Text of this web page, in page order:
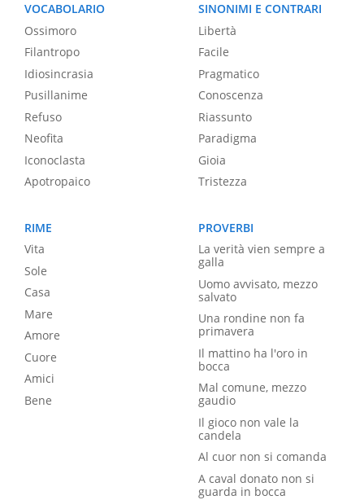
VOCABOLARIO
Ossimoro
Filantropo
Idiosincrasia
Pusillanime
Refuso
Neofita
Iconoclasta
Apotropaico
SINONIMI E CONTRARI
Libertà
Facile
Pragmatico
Conoscenza
Riassunto
Paradigma
Gioia
Tristezza
RIME
Vita
Sole
Casa
Mare
Amore
Cuore
Amici
Bene
PROVERBI
La verità vien sempre a
galla
Uomo avvisato, mezzo
salvato
Una rondine non fa
primavera
Il mattino ha l'oro in
bocca
Mal comune, mezzo
gaudio
Il gioco non vale la
candela
Al cuor non si comanda
A caval donato non si
guarda in bocca